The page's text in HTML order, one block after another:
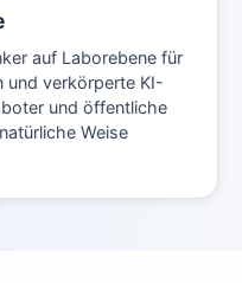
auf Laborebene für
und verkörperte KI-
und öffentliche
Weise